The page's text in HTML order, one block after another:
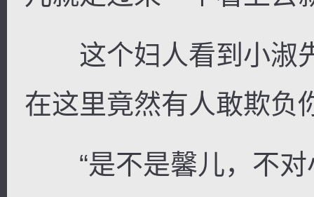
这个妇人看到小淑先
在这里竟然有人敢欺负
“是不是馨儿，不对